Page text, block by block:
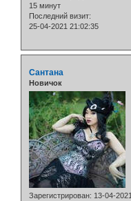
15 минут
Последний визит:
25-04-2021 21:02:35
Сантана
Новичок
Зарегистрирован: 13-04-2021